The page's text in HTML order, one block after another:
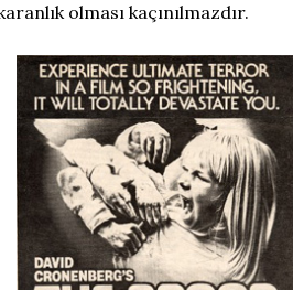
olması kaçınılmazdır.